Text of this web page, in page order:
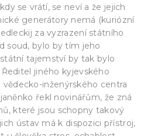
se vrátí, se neví a že jejich
generátory nemá (kuriózní
za vyzrazení státního
soud, bylo by tím jeho
tajemství by tak bylo
jiného kyjevského
inženýrského centra
řekl novinářům, že zná
které jsou schopny takový
ústav má k dispozici přístroj,